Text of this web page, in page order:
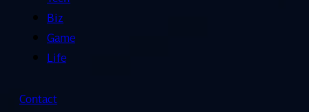
Biz
Game
Life
Contact